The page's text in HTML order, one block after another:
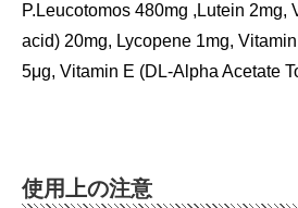
P.Leucotomos 480mg ,Lutein 2mg,
acid) 20mg, Lycopene 1mg,
5μg, Vitamin E (DL-Alpha Acetate
使用上の注意